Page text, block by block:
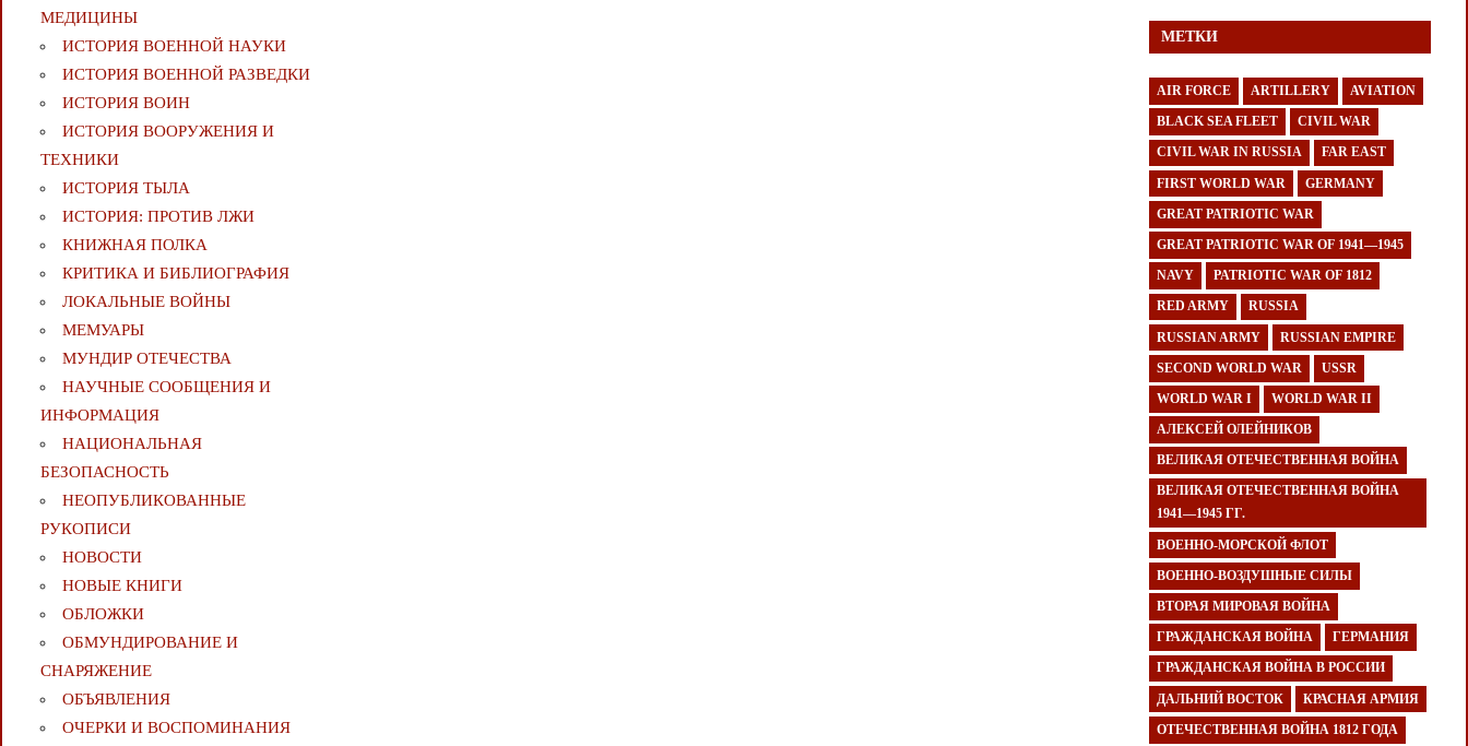
МЕДИЦИНЫ
ИСТОРИЯ ВОЕННОЙ НАУКИ
ИСТОРИЯ ВОЕННОЙ РАЗВЕДКИ
ИСТОРИЯ ВОИН
ИСТОРИЯ ВООРУЖЕНИЯ И
ТЕХНИКИ
ИСТОРИЯ ТЫЛА
ИСТОРИЯ: ПРОТИВ ЛЖИ
КНИЖНАЯ ПОЛКА
КРИТИКА И БИБЛИОГРАФИЯ
ЛОКАЛЬНЫЕ ВОЙНЫ
МЕМУАРЫ
МУНДИР ОТЕЧЕСТВА
НАУЧНЫЕ СООБЩЕНИЯ И
ИНФОРМАЦИЯ
НАЦИОНАЛЬНАЯ
БЕЗОПАСНОСТЬ
НЕОПУБЛИКОВАННЫЕ
РУКОПИСИ
НОВОСТИ
НОВЫЕ КНИГИ
ОБЛОЖКИ
ОБМУНДИРОВАНИЕ И
СНАРЯЖЕНИЕ
ОБЪЯВЛЕНИЯ
ОЧЕРКИ И ВОСПОМИНАНИЯ
МЕТКИ
AIR FORCE ARTILLERY AVIATION
BLACK SEA FLEET CIVIL WAR
CIVIL WAR IN RUSSIA FAR EAST
FIRST WORLD WAR GERMANY
GREAT PATRIOTIC WAR
GREAT PATRIOTIC WAR OF 1941—1945
NAVY PATRIOTIC WAR OF 1812
RED ARMY RUSSIA
RUSSIAN ARMY RUSSIAN EMPIRE
SECOND WORLD WAR USSR
WORLD WAR I WORLD WAR II
АЛЕКСЕЙ ОЛЕЙНИКОВ
ВЕЛИКАЯ ОТЕЧЕСТВЕННАЯ ВОЙНА
ВЕЛИКАЯ ОТЕЧЕСТВЕННАЯ ВОЙНА
1941—1945 ГГ.
ВОЕННО-МОРСКОЙ ФЛОТ
ВОЕННО-ВОЗДУШНЫЕ СИЛЫ
ВТОРАЯ МИРОВАЯ ВОЙНА
ГРАЖДАНСКАЯ ВОЙНА ГЕРМАНИЯ
ГРАЖДАНСКАЯ ВОЙНА В РОССИИ
ДАЛЬНИЙ ВОСТОК КРАСНАЯ АРМИЯ
ОТЕЧЕСТВЕННАЯ ВОЙНА 1812 ГОДА